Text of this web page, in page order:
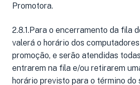
Promotora.
2.8.1.Para o encerramento da fila
valerá o horário dos
promoção, e serão atendidas
entrarem na fila e/ou retirarem
horário previsto para o término do